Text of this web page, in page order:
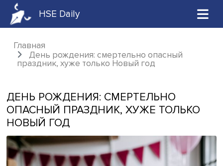
HSE Daily
Главная
День рождения: смертельно опасный
ДЕНЬ РОЖДЕНИЯ: СМЕРТЕЛЬНО
ОПАСНЫЙ ПРАЗДНИК, ХУЖЕ
НОВЫЙ ГОД